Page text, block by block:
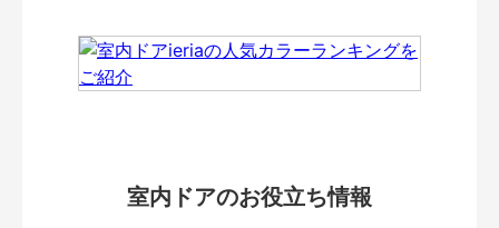
室内ドアのお役立ち情報